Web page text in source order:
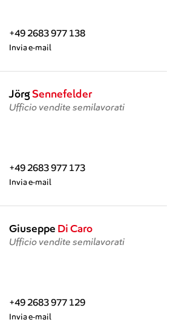
+49 2683 977 138
Invia e-mail
JörgSennefelder
Ufficio vendite semilavorati
+49 2683 977 173
Invia e-mail
Giuseppe Di Caro
Ufficio vendite semilavorati
+49 2683 977 129
Invia e-mail